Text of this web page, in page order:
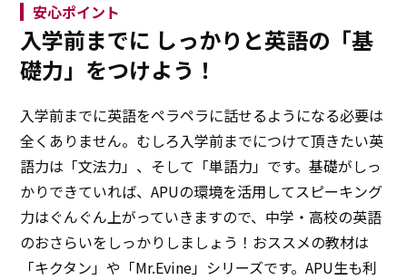
安心ポイント
入学前までに しっかりと英語の「基
礎力」をつけよう！
入学前までに英語をペラペラに話せるようになる必要は
全くありません。むしろ入学前までにつけて頂きたい英
語力は「文法力」、そして「単語力」です。基礎がしっ
かりできていれば、APUの環境を活用してスピーキング
力はぐんぐん上がっていきますので、中学・高校の英語
のおさらいをしっかりしましょう！おススメの教材は
「キクタン」や「Mr.Evine」シリーズです。APU生も利